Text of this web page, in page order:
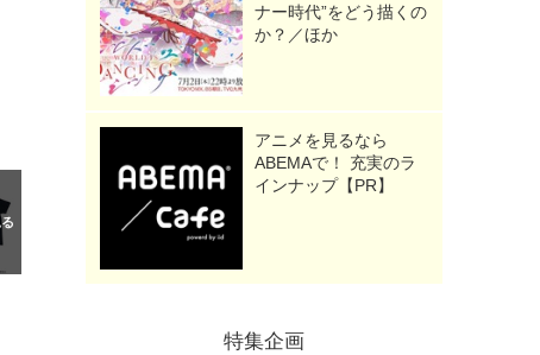
ナー時代”をどう描くの
か？／ほか
アニメを見るなら
ABEMAで！ 充実のラ
インナップ【PR】
特集企画